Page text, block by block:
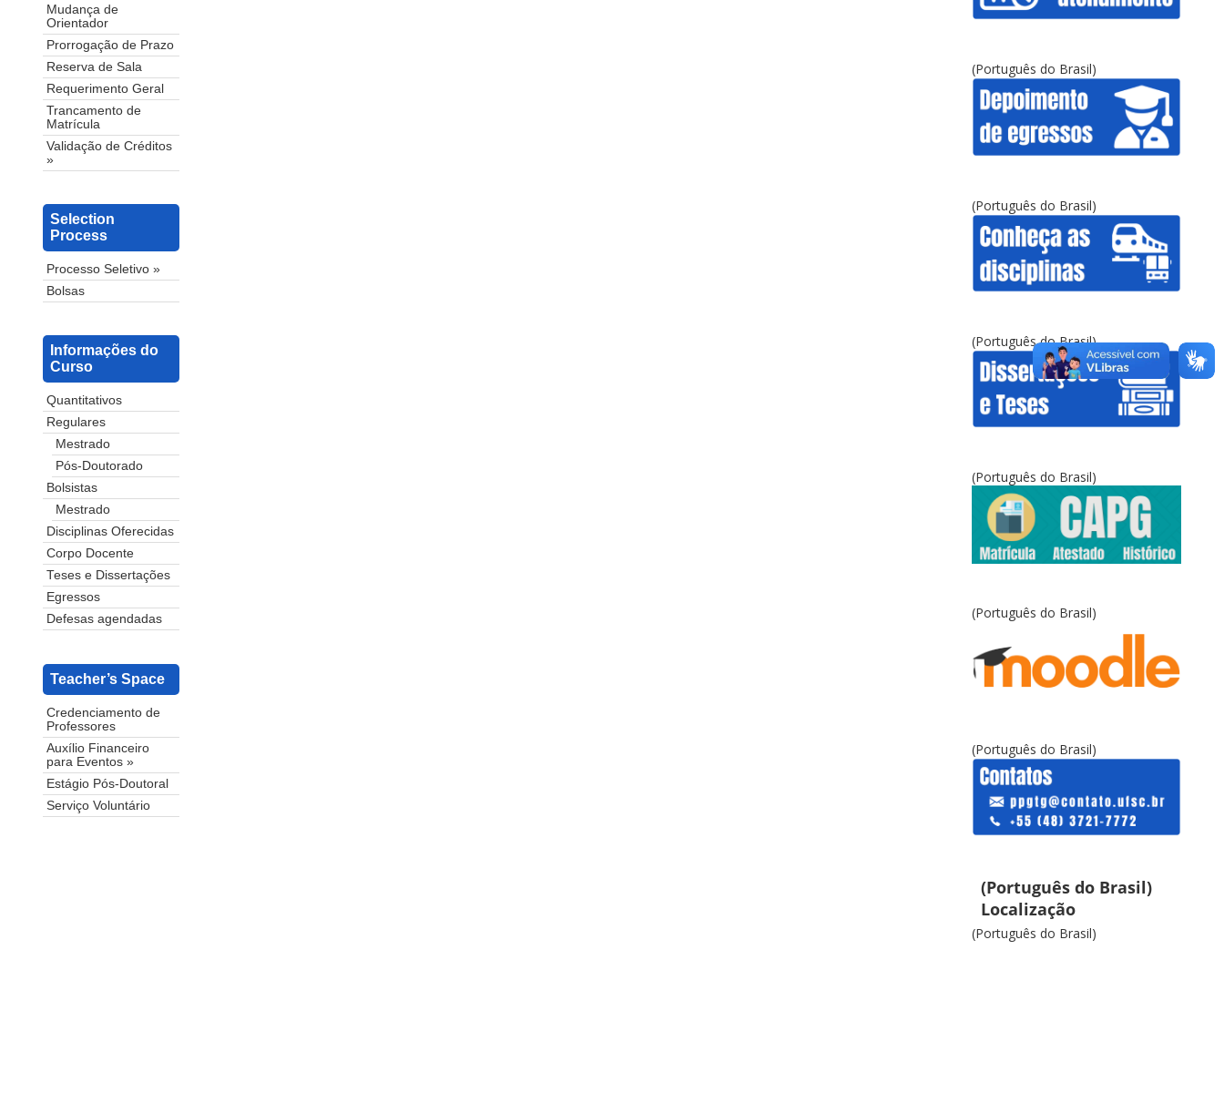
Mudança de
Orientador
Prorrogação de Prazo
Reserva de Sala
Requerimento Geral
Trancamento de
Matrícula
Validação de Créditos
»
Selection
Process
Processo Seletivo »
Bolsas
Informações do
Curso
Quantitativos
Regulares
Mestrado
Pós-Doutorado
Bolsistas
Mestrado
Disciplinas Oferecidas
Corpo Docente
Teses e Dissertações
Egressos
Defesas agendadas
Teacher’s Space
Credenciamento de
Professores
Auxílio Financeiro
para Eventos »
Estágio Pós-Doutoral
Serviço Voluntário
(Português do Brasil)
(Português do Brasil)
(Português do Brasil)
(Português do Brasil)
(Português do Brasil)
(Português do Brasil)
(Português do Brasil)
Localização
(Português do Brasil)